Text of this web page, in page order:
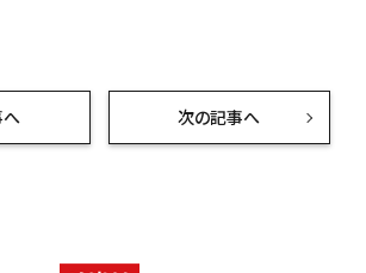
次の記事へ